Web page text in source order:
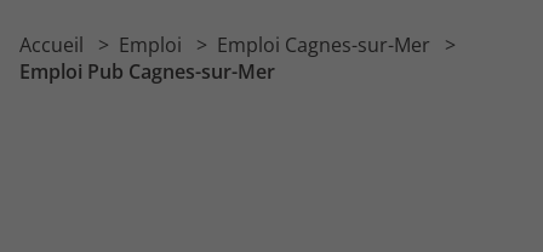
Emploi Service Cagnes-sur-Mer
Accueil Emploi
Emploi Cagnes-sur-Mer
Emploi Pub Cagnes-sur-Mer